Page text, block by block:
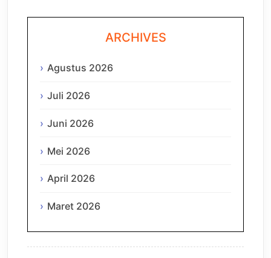
ARCHIVES
Agustus 2026
Juli 2026
Juni 2026
Mei 2026
April 2026
Maret 2026